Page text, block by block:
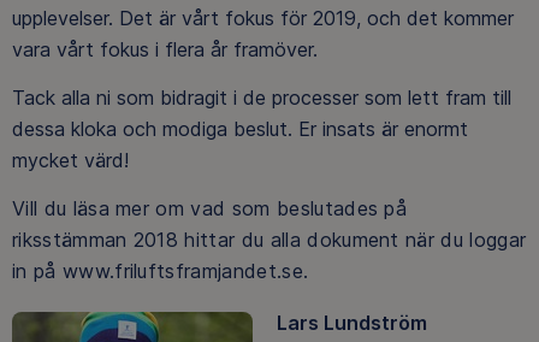
upplevelser. Det är vårt fokus för 2019, och det kommer
vara vårt fokus i flera år framöver.
Tack alla ni som bidragit i de processer som lett fram till
dessa kloka och modiga beslut. Er insats är enormt
mycket värd!
Vill du läsa mer om vad som beslutades på
riksstämman 2018 hittar du alla dokument när du loggar
in på www.friluftsframjandet.se.
Lars Lundström